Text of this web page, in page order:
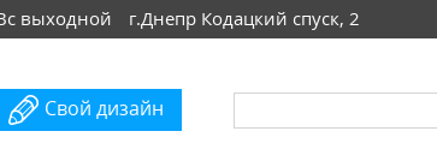
выходной г.Днепр Кодацкий спуск, 2
Свой дизайн